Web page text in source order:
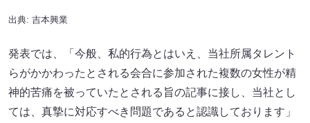
出典: 吉本興業
発表では、「今般、私的行為とはいえ、当社所属タレント
らがかかわったとされる会合に参加された複数の女性が精
神的苦痛を被っていたとされる旨の記事に接し、当社とし
ては、真摯に対応すべき問題であると認識しております」